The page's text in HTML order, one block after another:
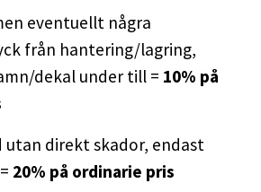
eventuellt några
från hantering/lagring,
dekal under till = 10% på
utan direkt skador, endast
20% på ordinarie pris